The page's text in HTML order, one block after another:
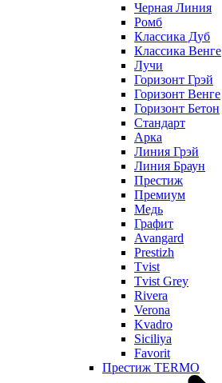
Черная Линия
Ромб
Классика Дуб
Классика Венге
Лучи
Горизонт Грэй
Горизонт Венге
Горизонт Бетон
Стандарт
Арка
Линия Грэй
Линия Браун
Престиж
Премиум
Медь
Графит
Avangard
Prestizh
Tvist
Tvist Grey
Rivera
Verona
Kvadro
Siciliya
Favorit
Престиж TERMO